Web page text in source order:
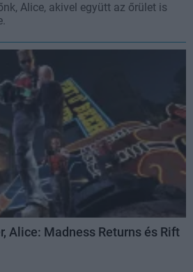
Alice, akivel együtt az őrület is
Alice: Madness Returns és Rift